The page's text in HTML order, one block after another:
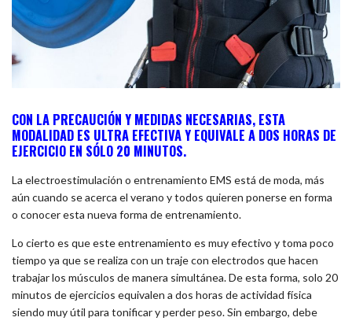
CON LA PRECAUCIÓN Y MEDIDAS NECESARIAS, ESTA
MODALIDAD ES ULTRA EFECTIVA Y EQUIVALE A DOS HORAS DE
EJERCICIO EN SÓLO 20 MINUTOS.
La electroestimulación o entrenamiento EMS está de moda, más
aún cuando se acerca el verano y todos quieren ponerse en forma
o conocer esta nueva forma de entrenamiento.
Lo cierto es que este entrenamiento es muy efectivo y toma poco
tiempo ya que se realiza con un traje con electrodos que hacen
trabajar los músculos de manera simultánea. De esta forma, solo 20
minutos de ejercicios equivalen a dos horas de actividad física
siendo muy útil para tonificar y perder peso. Sin embargo, debe